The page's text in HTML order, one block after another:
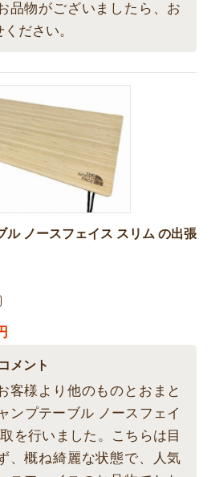
品物がございましたら、お
ださい。
ル ノースフェイス スリム の出張
メント
客様より他のものとおまと
ンプテーブル ノースフェイ
を行いました。こちらは目
、概ね綺麗な状態で、人気